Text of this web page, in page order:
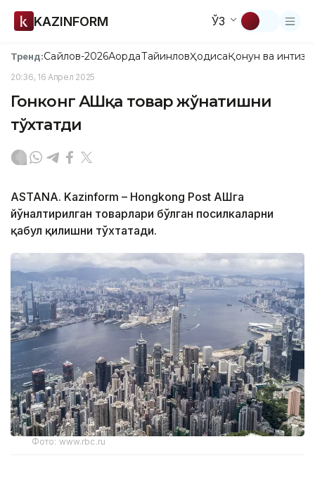
KAZINFORM ЎЗ
Тренд:Сайлов-2026АқордаТайинловҲодисаҚонун ва
20:36, 16 Апрел 2025
Гонконг АҚШқа товар жўнатишни
тўхтатди
ASTANA. Kazinform – Hongkong Post АҚШга
йўналтирилган товарлари бўлган посилкаларни
қабул қилишни тўхтатади.
Фото: www.rbc.ru